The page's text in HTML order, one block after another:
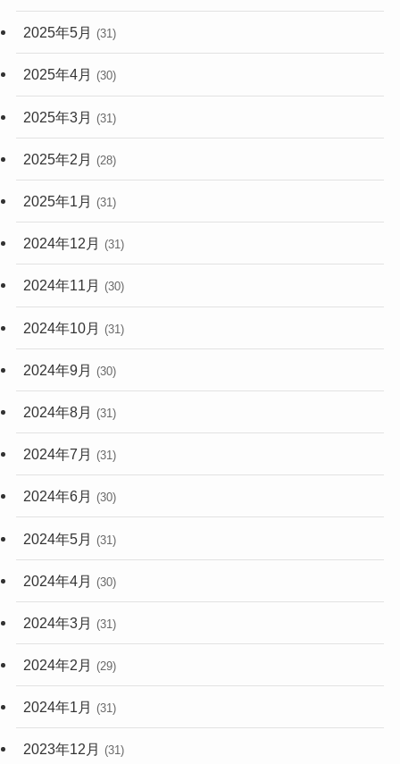
2025年5月 (31)
2025年4月 (30)
2025年3月 (31)
2025年2月 (28)
2025年1月 (31)
2024年12月 (31)
2024年11月 (30)
2024年10月 (31)
2024年9月 (30)
2024年8月 (31)
2024年7月 (31)
2024年6月 (30)
2024年5月 (31)
2024年4月 (30)
2024年3月 (31)
2024年2月 (29)
2024年1月 (31)
2023年12月 (31)